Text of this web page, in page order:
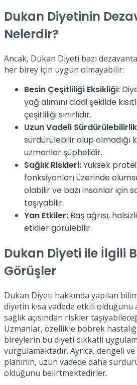
Dukan Diyetinin
Nelerdir?
Ancak, Dukan Diyeti bazı
her birey için uygun olmayabilir:
Besin Çeşitliliği Eksikliği:
yağ alımını ciddi şekilde
çeşitliliği sınırlıdır.
Uzun Vadeli
sürdürülebilir olup olmadığı
uzmanlar şüphelidir.
Sağlık Riskleri:Yüksek
fonksiyonları üzerinde
olabilir ve bazı insanlar için
taşıyabilir.
Yan Etkiler: Baş ağrısı,
etkiler görülebilir.
Dukan Diyeti ile İlgili
Görüşler
Dukan Diyeti hakkında yapılan
diyetin kısa vadede etkili olduğunu
sağlık açısından riskler
Uzmanlar, özellikle böbrek
bireylerin bu diyeti dikkatli
vurgulamaktadır. Ayrıca, dengeli
planının, uzun vadede daha
olduğunu belirtmektedirler.